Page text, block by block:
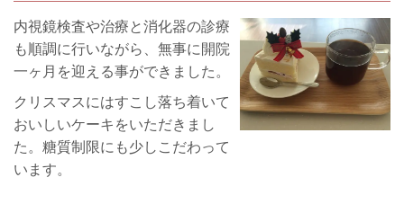
内視鏡検査や治療と消化器の診療
も順調に行いながら、無事に開院
一ヶ月を迎える事ができました。
クリスマスにはすこし落ち着いて
おいしいケーキをいただきまし
た。糖質制限にも少しこだわって
います。